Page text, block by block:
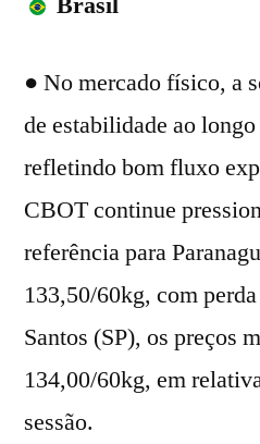
● No mercado físico, a
de estabilidade ao
refletindo bom fluxo
CBOT continue
referência para
133,50/60kg, com
Santos (SP), os preços
134,00/60kg, em
sessão.